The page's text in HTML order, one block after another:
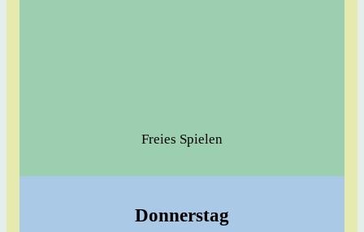
Freies Spielen
Donnerstag